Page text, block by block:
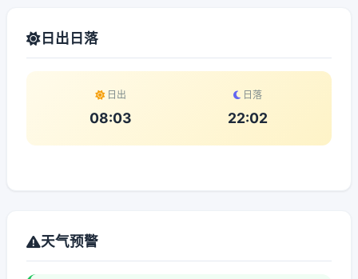
日出日落
日出
08:03
日落
22:02
天气预警